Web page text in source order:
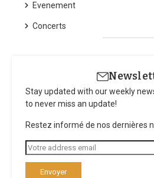
Evenement
Concerts
Stay updated with our weekly
to never miss an update!
Restez informé de nos dernières